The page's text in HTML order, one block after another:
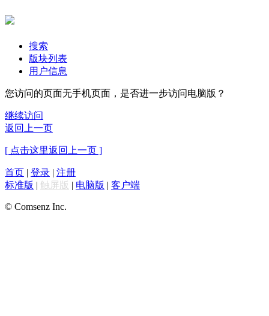
搜索
版块列表
用户信息
您访问的页面无手机页面，是否进一步访问电脑版？
继续访问
返回上一页
[ 点击这里返回上一页 ]
首页 | 登录 | 注册
标准版 | 触屏版 | 电脑版 | 客户端
© Comsenz Inc.